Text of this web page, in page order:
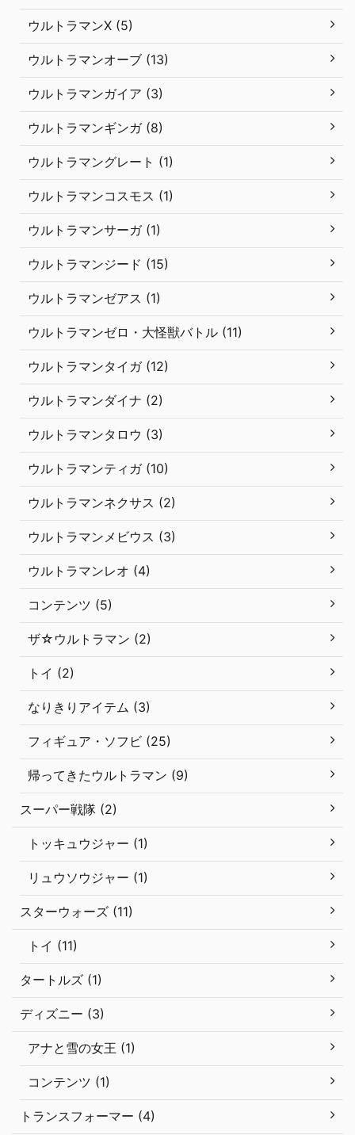
ウルトラマンX (5)
ウルトラマンオーブ (13)
ウルトラマンガイア (3)
ウルトラマンギンガ (8)
ウルトラマングレート (1)
ウルトラマンコスモス (1)
ウルトラマンサーガ (1)
ウルトラマンジード (15)
ウルトラマンゼアス (1)
ウルトラマンゼロ・大怪獣バトル (11)
ウルトラマンタイガ (12)
ウルトラマンダイナ (2)
ウルトラマンタロウ (3)
ウルトラマンティガ (10)
ウルトラマンネクサス (2)
ウルトラマンメビウス (3)
ウルトラマンレオ (4)
コンテンツ (5)
ザ☆ウルトラマン (2)
トイ (2)
なりきりアイテム (3)
フィギュア・ソフビ (25)
帰ってきたウルトラマン (9)
スーパー戦隊 (2)
トッキュウジャー (1)
リュウソウジャー (1)
スターウォーズ (11)
トイ (11)
タートルズ (1)
ディズニー (3)
アナと雪の女王 (1)
コンテンツ (1)
トランスフォーマー (4)